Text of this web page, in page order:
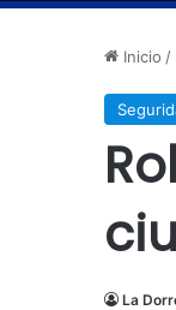
Inicio /
La